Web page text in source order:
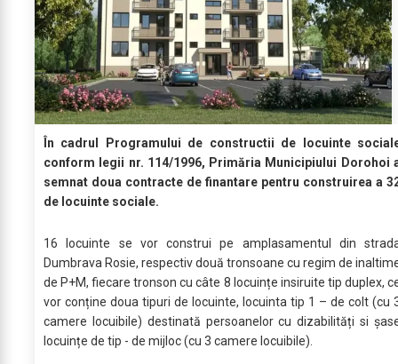
În cadrul Programului de constructii de locuinte
conform legii nr. 114/1996, Primăria Municipiului Dorohoi
semnat doua contracte de finantare pentru construirea a
de locuinte sociale.
16 locuinte se vor construi pe amplasamentul din
Dumbrava Rosie, respectiv două tronsoane cu regim de
de P+M, fiecare tronson cu câte 8 locuințe insiruite tip duplex,
vor conține doua tipuri de locuinte, locuinta tip 1 – de colt (cu
camere locuibile) destinată persoanelor cu dizabilități si
locuințe de tip - de mijloc (cu 3 camere locuibile).